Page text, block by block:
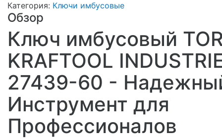
Категория: Ключи имбусовые
Обзор
Ключ имбусовый
KRAFTOOL
27439-60 -
Инструмент для
Профессионалов